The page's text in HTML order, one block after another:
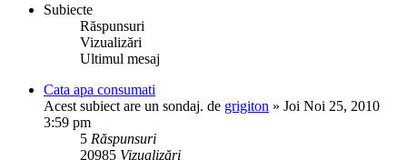
Subiecte
Răspunsuri
Vizualizări
Ultimul mesaj
Cata apa consumati
Acest subiect are un sondaj. de grigiton » Joi Noi 25, 2010
3:59 pm
5 Răspunsuri
20985 Vizualizări